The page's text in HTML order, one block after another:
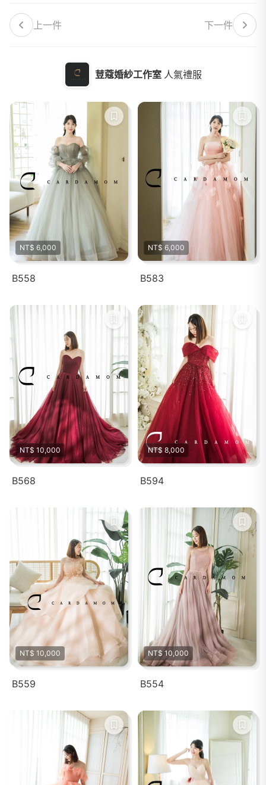
上一件 下一件
荳蔻婚紗工作室 人氣禮服
NT$ 6,000
B558
NT$ 6,000
B583
NT$ 10,000
B568
NT$ 8,000
B594
NT$ 10,000
B559
NT$ 10,000
B554